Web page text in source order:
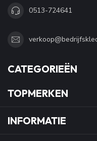
0513-724641
CATEGORIEËN
TOPMERKEN
INFORMATIE